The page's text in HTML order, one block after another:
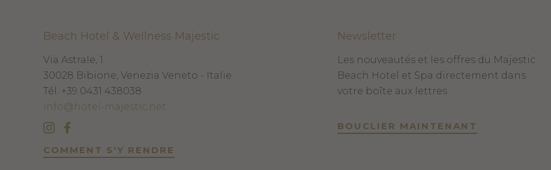
Beach Hotel & Wellness Majestic
Via Astrale, 1
30028 Bibione, Venezia Veneto - Italie
Tél. +39 0431 438038
info@hotel-majestic.net
COMMENT S'Y RENDRE
Newsletter
Les nouveautés et les offres du Majestic
Beach Hotel et Spa directement dans
votre boîte aux lettres
BOUCLIER MAINTENANT